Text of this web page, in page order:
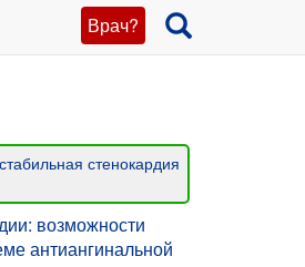
Врач?
стенокардия
возможности
антиангинальной